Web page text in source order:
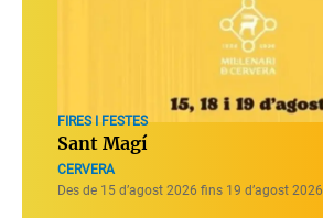
FIRES I FESTES
Sant Magí
CERVERA
Des de 15 d’agost 2026 fins 19 d’agost 2026